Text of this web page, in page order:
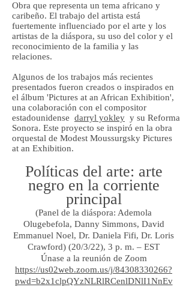
Obra que representa un tema africano y
caribeño. El trabajo del artista está
fuertemente influenciado por el arte y los
artistas de la diáspora, su uso del color y el
reconocimiento de la familia y las
relaciones.
Algunos de los trabajos más recientes
presentados fueron creados o inspirados en
el álbum 'Pictures at an African Exhibition',
una colaboración con el compositor
estadounidense darryl yokley y su Reforma
Sonora. Este proyecto se inspiró en la obra
orquestal de Modest Moussurgsky Pictures
at an Exhibition.
Políticas del arte: arte
negro en la corriente
principal
(Panel de la diáspora: Ademola
Olugebefola, Danny Simmons, David
Emmanuel Noel, Dr. Daniela Fifi, Dr. Loris
Crawford) (20/3/22), 3 p. m. – EST
Únase a la reunión de Zoom
https://us02web.zoom.us/j/84308330266?
pwd=b2x1clpQYzNLRlRCenlDNlI1NnEv